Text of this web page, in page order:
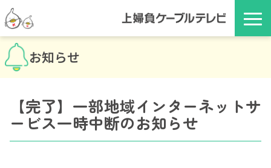
お知らせ
【完了】一部地域インターネットサ
ービス一時中断のお知らせ